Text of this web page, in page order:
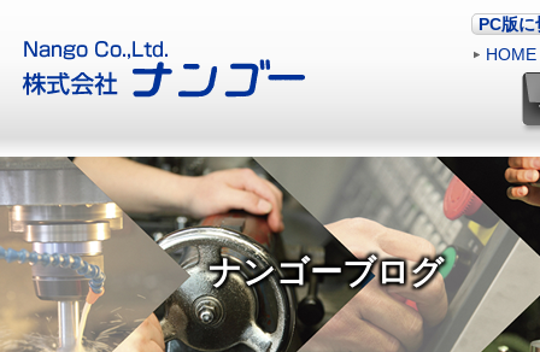
PC版に
HOME
ナンゴーブログ